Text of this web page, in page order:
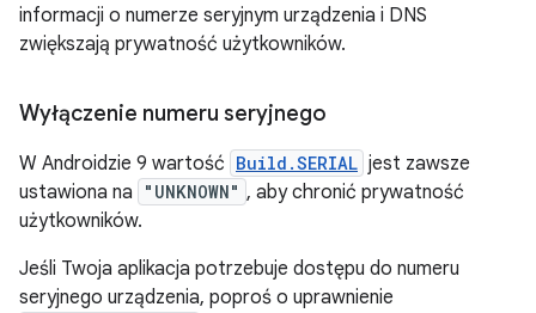
informacji o numerze seryjnym urządzenia i DNS
zwiększają prywatność użytkowników.
Wyłączenie numeru seryjnego
W Androidzie 9 wartość Build.SERIAL jest zawsze
ustawiona na
"UNKNOWN" , aby chronić prywatność
użytkowników.
Jeśli Twoja aplikacja potrzebuje dostępu do numeru
seryjnego urządzenia, poproś o uprawnienie